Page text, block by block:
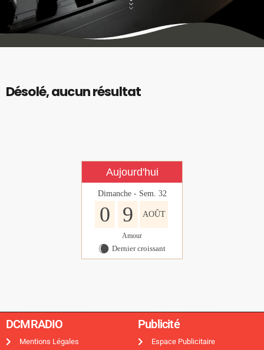
Désolé, aucun résultat
Aujourd'hui
Dimanche - Sem. 32
0 9 AOÛT
Amour
X Dernier croissant
DCMRADIO​
Mentions Légales
Publicité ​
Espace Publicitaire